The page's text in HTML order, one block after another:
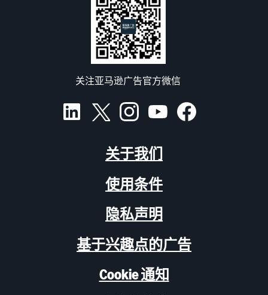
关注亚马逊广告官方微信
关于我们
使用条件
隐私声明
基于兴趣点的广告
Cookie 通知